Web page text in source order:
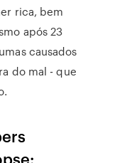
rica, bem
após 23
causados
do mal - que